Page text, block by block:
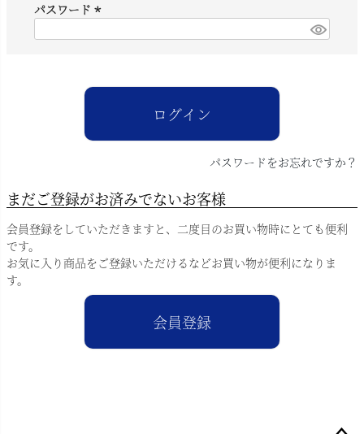
)
パスワード
ログイン
パスワードをお忘れですか？
まだご登録がお済みでないお客様
会員登録をしていただきますと、二度目のお買い物時にとても便利
です。
お気に入り商品をご登録いただけるなどお買い物が便利になりま
す。
会員登録